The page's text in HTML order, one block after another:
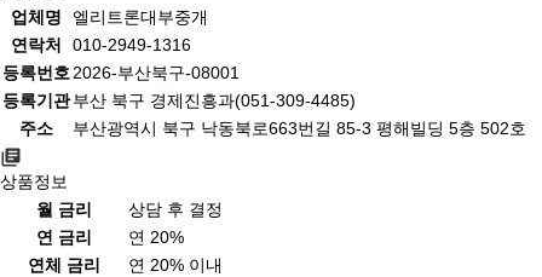
업체명
엘리트론대부중개
연락처
010-2949-1316
등록번호 2026-부산북구-08001
등록기관부산 북구 경제진흥과(051-309-4485)
주소
부산광역시 북구 낙동북로663번길 85-3 평해빌딩 5층 502호
상품정보
월 금리
상담 후 결정
연 금리
연 20%
연체 금리
연 20% 이내